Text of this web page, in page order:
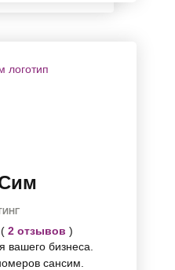
2 отзывов )
вашего бизнеса.
сансим.